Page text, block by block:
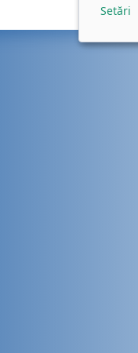
Setări